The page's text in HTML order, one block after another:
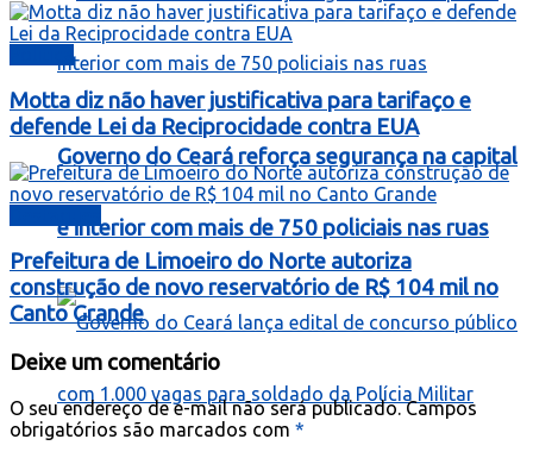
Governo do Ceará reforça segurança na capital
e interior com mais de 750 policiais nas ruas
Motta diz não haver justificativa para tarifaço e
defende Lei da Reciprocidade contra EUA
Prefeitura de Limoeiro do Norte autoriza
construção de novo reservatório de R$ 104 mil no
Canto Grande
Deixe um comentário
O seu endereço de e-mail não será publicado. Campos
obrigatórios são marcados com *